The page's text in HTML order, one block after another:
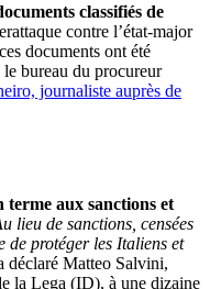
classifiés de
contre l’état-major
documents ont été
le bureau du procureur
journaliste auprès de
aux sanctions et
lieu de sanctions, censées
de protéger les Italiens et
déclaré Matteo Salvini,
la Lega (ID), à une dizaine